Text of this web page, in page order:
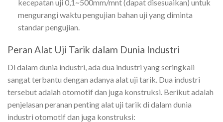
kecepatan uji 0,1~500mm/mnt (dapat disesuaikan) untuk
mengurangi waktu pengujian bahan uji yang diminta
standar pengujian.
Peran Alat Uji Tarik dalam Dunia Industri
Di dalam dunia industri, ada dua industri yang seringkali
sangat terbantu dengan adanya alat uji tarik. Dua industri
tersebut adalah otomotif dan juga konstruksi. Berikut adalah
penjelasan peranan penting alat uji tarik di dalam dunia
industri otomotif dan juga konstruksi: